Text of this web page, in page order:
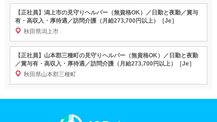
【正社員】潟上市の見守りヘルパー（無資格OK）／日勤と夜勤／賞与
有・高収入・厚待遇／訪問介護（月給273,700円以上）［Je］
秋田県潟上市
【正社員】山本郡三種町の見守りヘルパー（無資格OK）／日勤と夜勤
／賞与有・高収入・厚待遇／訪問介護（月給273,700円以上）［Je］
秋田県山本郡三種町